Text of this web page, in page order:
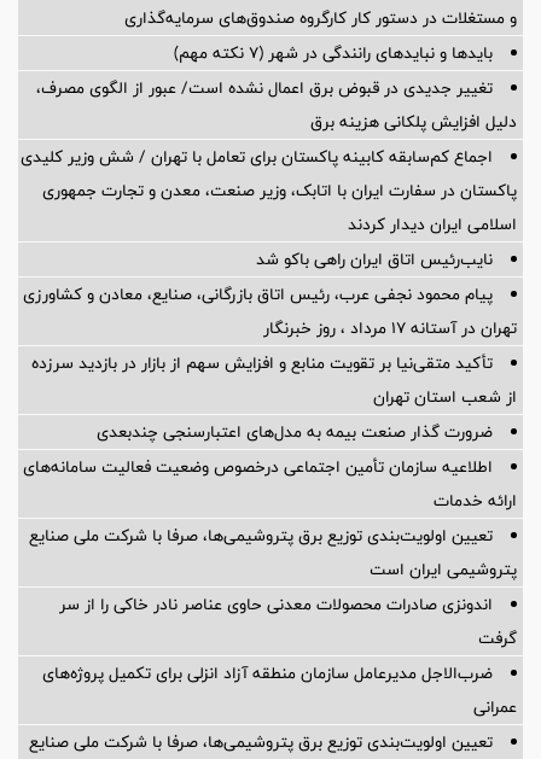
و مستغلات در دستور کار کارگروه صندوق‌های سرمایه‌گذاری
بایدها و نبایدهای رانندگی در شهر (۷ نکته مهم)
تغییر جدیدی در قبوض برق اعمال نشده است/ عبور از الگوی مصرف،
دلیل افزایش پلکانی هزینه برق
اجماع کم‌سابقه کابینه پاکستان برای تعامل با تهران / شش وزیر کلیدی
پاکستان در سفارت ایران با اتابک، وزیر صنعت، معدن و تجارت جمهوری
اسلامی ایران دیدار کردند
نایب‌رئیس اتاق ایران راهی باکو شد
پیام محمود نجفی عرب، رئیس اتاق بازرگانی، صنایع، معادن و کشاورزی
تهران در آستانه 17 مرداد ، روز خبرنگار
تأکید متقی‌نیا بر تقویت منابع و افزایش سهم از بازار در بازدید سرزده
از شعب استان تهران
ضرورت گذار صنعت بیمه به مدل‌های اعتبارسنجی چندبعدی
اطلاعیه سازمان تأمین اجتماعی درخصوص وضعیت فعالیت سامانه‌های
ارائه خدمات
تعیین اولویت‌بندی توزیع برق پتروشیمی‌ها، صرفا با شرکت ملی صنایع
پتروشیمی ایران است
اندونزی صادرات محصولات معدنی حاوی عناصر نادر خاکی را از سر
گرفت
ضرب‌الاجل مدیرعامل سازمان منطقه آزاد انزلی برای تكمیل پروژه‌های
عمرانی
تعیین اولویت‌بندی توزیع برق پتروشیمی‌ها، صرفا با شرکت ملی صنایع